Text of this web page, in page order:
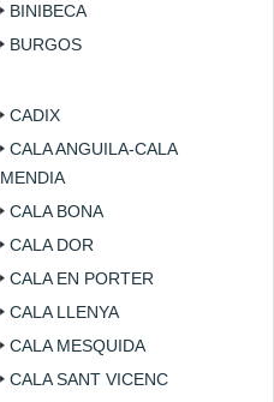
BINIBECA
BURGOS
CADIX
CALA ANGUILA-CALA
MENDIA
CALA BONA
CALA DOR
CALA EN PORTER
CALA LLENYA
CALA MESQUIDA
CALA SANT VICENC